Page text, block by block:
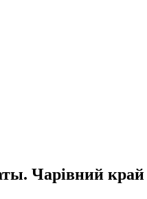
Чарівний